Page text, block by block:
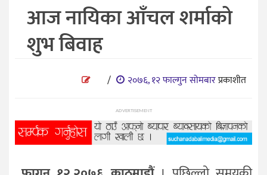
स्वास्थ्य
खेलकुद
विज्ञान
शिक्षा
भिडियो
आज नायिका आँचल शर्माको
शुभ बिवाह
/ २०७६, १२ फाल्गुन सोमबारप्रकाशीत
ADVERTISEMENT